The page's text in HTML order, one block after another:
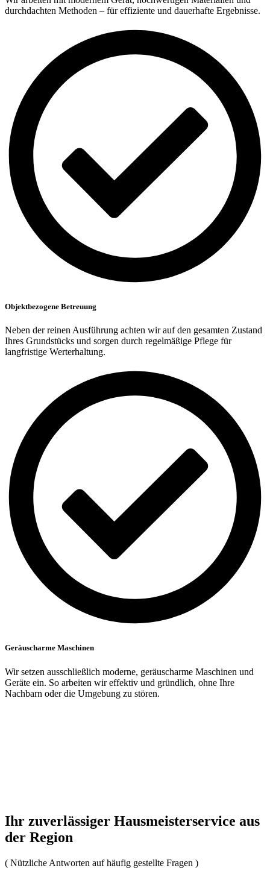
durchdachten Methoden – für effiziente und dauerhafte Ergebnisse.
Objektbezogene Betreuung
Neben der reinen Ausführung achten wir auf den gesamten Zustand
Ihres Grundstücks und sorgen durch regelmäßige Pflege für
langfristige Werterhaltung.
Geräuscharme Maschinen
Wir setzen ausschließlich moderne, geräuscharme Maschinen und
Geräte ein. So arbeiten wir effektiv und gründlich, ohne Ihre
Nachbarn oder die Umgebung zu stören.
Ihr zuverlässiger Hausmeisterservice aus
der Region
( Nützliche Antworten auf häufig gestellte Fragen )